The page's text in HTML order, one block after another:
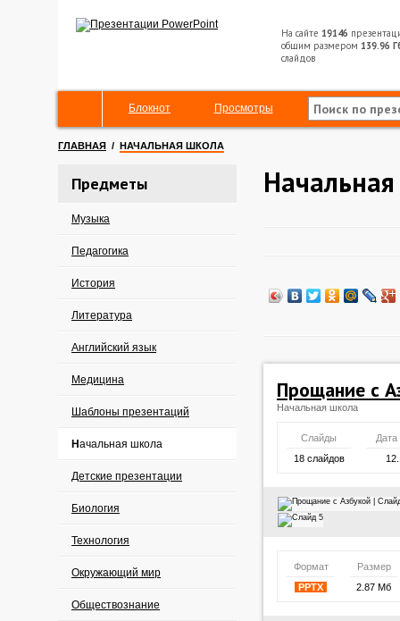
На сайте 19146
общим размером 139.96
слайдов
Блокнот Просмотры
ГЛАВНАЯ / НАЧАЛЬНАЯ ШКОЛА
Предметы
Музыка
Педагогика
История
Литература
Английский язык
Медицина
Шаблоны презентаций
Начальная школа
Детские презентации
Биология
Технология
Окружающий мир
Обществознание
Прощание с
Начальная школа
Слайды
Дата
18 слайдов
Формат
Размер
PPTX
2.87 Мб